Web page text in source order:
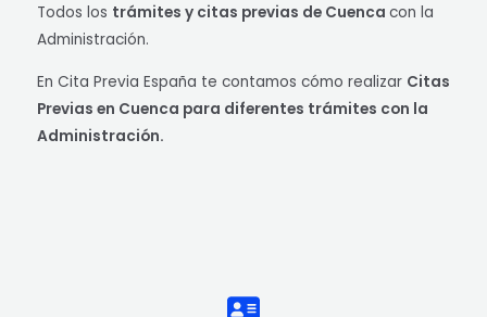
Todos los trámites y citas previas de Cuenca con la
Administración.
En Cita Previa España te contamos cómo realizar Citas
Previas en Cuenca para diferentes trámites con la
Administración.